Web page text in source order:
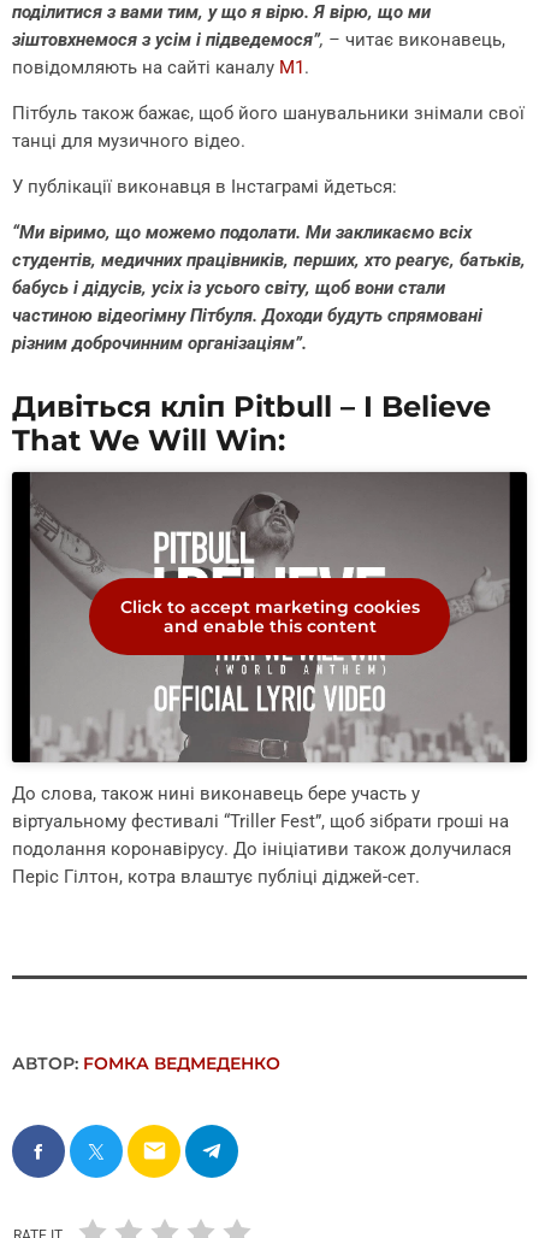
поділитися з вами тим, у що я вірю. Я вірю, що ми
зіштовхнемося з усім і підведемося”, – читає виконавець,
повідомляють на сайті каналу М1 .
Пітбуль також бажає, щоб його шанувальники знімали свої
танці для музичного відео.
У публікації виконавця в Інстаграмі йдеться:
“Ми віримо, що можемо подолати. Ми закликаємо всіх
студентів, медичних працівників, перших, хто реагує, батьків,
бабусь і дідусів, усіх із усього світу, щоб вони стали
частиною відеогімну Пітбуля. Доходи будуть спрямовані
різним доброчинним організаціям”.
Дивіться кліп Pitbull – I Believe
That We Will Win:
Click to accept marketing cookies
and enable this content
До слова, також нині виконавець бере участь у
віртуальному фестивалі “Triller Fest”, щоб зібрати гроші на
подолання коронавірусу. До ініціативи також долучилася
Періс Гілтон, котра влаштує публіці діджей-сет.
АВТОР: FОMКА ВЕДМЕДЕНКО
email